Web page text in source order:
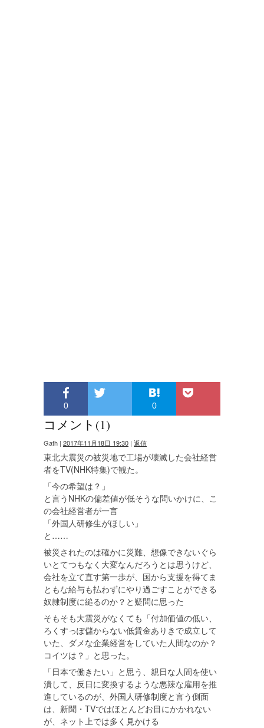
0 0
コメント(1)
Gath | 2017年11月18日 19:30 | 返信
東北大震災の被災地で工場が壊滅した会社経営
者をTV(NHK特集)で観た。
「今の希望は？」
と言うNHKの偏差値が低そうな問いかけに、こ
の会社経営者が一言
「外国人研修生がほしい」
と……
被災されたのは確かに災難、想像できないぐら
いとてつもなく大変なんだろうとは思うけど、
会社を立て直す第一歩が、国から支援を得てま
ともな給与も払わずにやり過ごすことができる
奴隷制度に縋るのか？と疑問に思った
そもそも大震災がなくても「付加価値の低い、
ろくすっぽ儲からない低賃金ありきで成立して
いた、ダメな企業経営をしていた人間なのか？
コイツは？」と思った。
「日本で働きたい」と思う、親日な人間を使い
潰して、反日に変換するような悪辣な雇用を推
進しているのが、外国人研修制度と言う側面
は、新聞・TVではほとんどお目にかかれない
が、ネット上では多く見かける